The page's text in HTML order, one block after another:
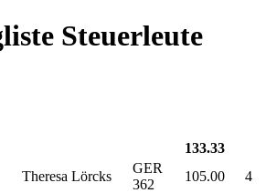
Steuerleute
133.33
Theresa Lörcks
GER
362
105.00 4